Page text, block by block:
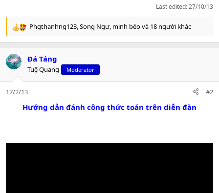
Last edited:27/10/13
R
c
t
o
n
Phgthanhng123 Song Ngư minh béovà 18 người khác
Đá Tảng
Tuệ Quang Moderator
17/2/13 #2
Hướng dẫn đánh công thức toán trên diễn đàn